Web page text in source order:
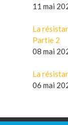
11 mai
La
Partie 2
08 mai
La
06 mai